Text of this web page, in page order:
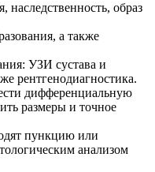
наследственность, образ
а также
УЗИ сустава и
рентгенодиагностика.
дифференциальную
размеры и точное
пункцию или
анализом